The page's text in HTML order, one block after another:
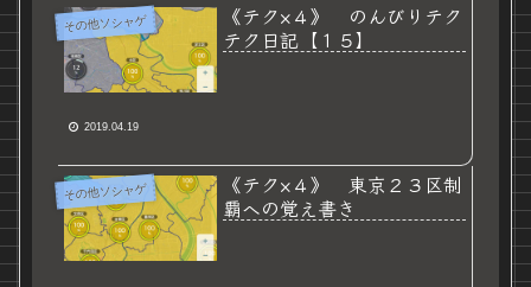
その他ソシャゲ
《テク×４》 のんびりテク
テク日記【１５】
2019.04.19
その他ソシャゲ
《テク×４》 東京２３区制
覇への覚え書き